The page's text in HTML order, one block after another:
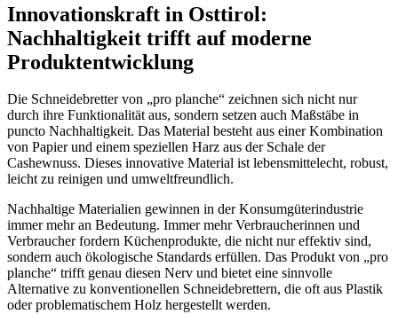
Innovationskraft in Osttirol:
Nachhaltigkeit trifft auf moderne
Produktentwicklung
Die Schneidebretter von „pro planche“ zeichnen sich nicht nur
durch ihre Funktionalität aus, sondern setzen auch Maßstäbe in
puncto Nachhaltigkeit. Das Material besteht aus einer Kombination
von Papier und einem speziellen Harz aus der Schale der
Cashewnuss. Dieses innovative Material ist lebensmittelecht, robust,
leicht zu reinigen und umweltfreundlich.
Nachhaltige Materialien gewinnen in der Konsumgüterindustrie
immer mehr an Bedeutung. Immer mehr Verbraucherinnen und
Verbraucher fordern Küchenprodukte, die nicht nur effektiv sind,
sondern auch ökologische Standards erfüllen. Das Produkt von „pro
planche“ trifft genau diesen Nerv und bietet eine sinnvolle
Alternative zu konventionellen Schneidebrettern, die oft aus Plastik
oder problematischem Holz hergestellt werden.